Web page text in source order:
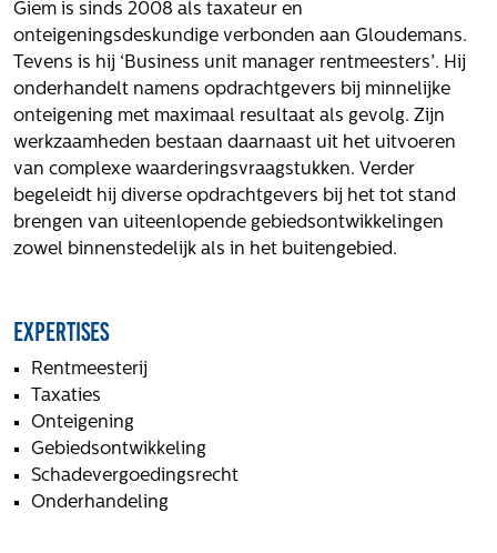
Klachten
Privacyverklaring
Proclaimer
Volg ons
Integrale aanpak gebiedsvisie
Giem is sinds 2008 als taxateur en
onteigeningsdeskundige verbonden aan Gloudemans.
Tevens is hij ‘Business unit manager rentmeesters’. Hij
onderhandelt namens opdrachtgevers bij minnelijke
onteigening met maximaal resultaat als gevolg. Zijn
werkzaamheden bestaan daarnaast uit het uitvoeren
van complexe waarderingsvraagstukken. Verder
begeleidt hij diverse opdrachtgevers bij het tot stand
brengen van uiteenlopende gebiedsontwikkelingen
zowel binnenstedelijk als in het buitengebied.
Expertises
Rentmeesterij
Taxaties
Onteigening
Gebiedsontwikkeling
Schadevergoedingsrecht
Onderhandeling